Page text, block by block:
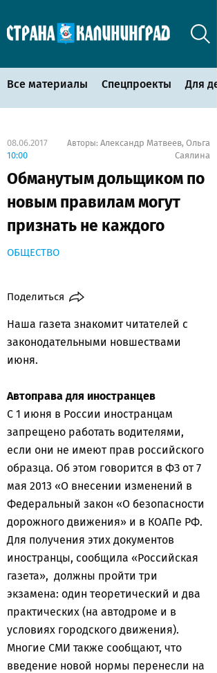
Все материалы Спецпроекты Для
08.06.2017
10:00
Авторы: Александр Матвеев, Ольга
Саялина
Обманутым дольщиком по
новым правилам могут
признать не каждого
ОБЩЕСТВО
Поделиться
Наша газета знакомит читателей с
законодательными новшествами
июня.
Автоправа для иностранцев
С 1 июня в России иностранцам
запрещено работать водителями,
если они не имеют прав российского
образца. Об этом говорится в ФЗ от 7
мая 2013 «О внесении изменений в
Федеральный закон «О безопасности
дорожного движения» и в КОАПе РФ.
Для получения этих документов
иностранцы, сообщила «Российская
газета», должны пройти три
экзамена: один теоретический и два
практических (на автодроме и в
условиях городского движения).
Многие СМИ также сообщают, что
введение новой нормы перенесли на